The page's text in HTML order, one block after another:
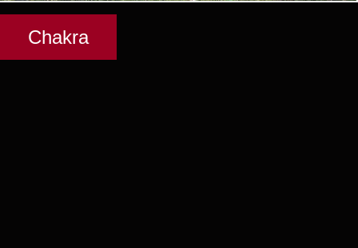
Chakra